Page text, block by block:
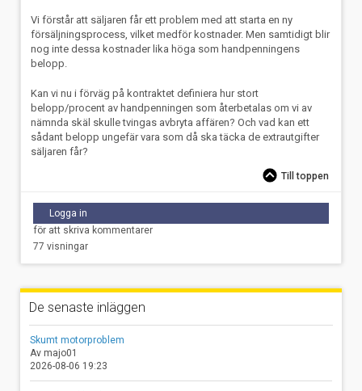
Vi förstår att säljaren får ett problem med att starta en ny
försäljningsprocess, vilket medför kostnader. Men samtidigt blir
nog inte dessa kostnader lika höga som handpenningens
belopp.
Kan vi nu i förväg på kontraktet definiera hur stort
belopp/procent av handpenningen som återbetalas om vi av
nämnda skäl skulle tvingas avbryta affären? Och vad kan ett
sådant belopp ungefär vara som då ska täcka de extrautgifter
säljaren får?
Till toppen
Logga in
för att skriva kommentarer
77 visningar
De senaste inläggen
Skumt motorproblem
Av majo01
2026-08-06 19:23